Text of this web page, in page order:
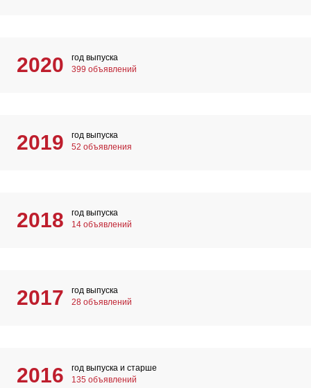
2020
год выпуска
399 объявлений
2019
год выпуска
52 объявления
2018
год выпуска
14 объявлений
2017
год выпуска
28 объявлений
2016
год выпуска и старше
135 объявлений